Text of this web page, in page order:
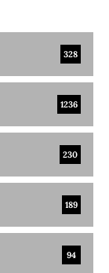
328
1236
230
189
94